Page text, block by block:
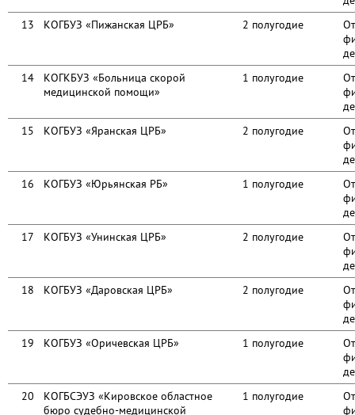
13
КОГБУЗ «Пижанская ЦРБ» 2 полугодие
14
КОГКБУЗ «Больница скорой
медицинской помощи»
1 полугодие
15
КОГБУЗ «Яранская ЦРБ» 2 полугодие
16
КОГБУЗ «Юрьянская РБ» 1 полугодие
17
КОГБУЗ «Унинская ЦРБ» 2 полугодие
18
КОГБУЗ «Даровская ЦРБ» 2 полугодие
19
КОГБУЗ «Оричевская ЦРБ» 1 полугодие
20
КОГБСЭУЗ «Кировское областное
бюро судебно-медицинской
1 полугодие